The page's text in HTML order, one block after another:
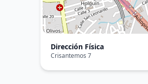
Dirección Física
Crisantemos 7